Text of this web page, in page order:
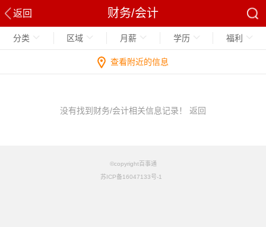
返回 财务/会计
分类 区域 月薪 学历 福利
查看附近的信息
没有找到财务/会计相关信息记录！ 返回
©copyright百事通
苏ICP备16047133号-1